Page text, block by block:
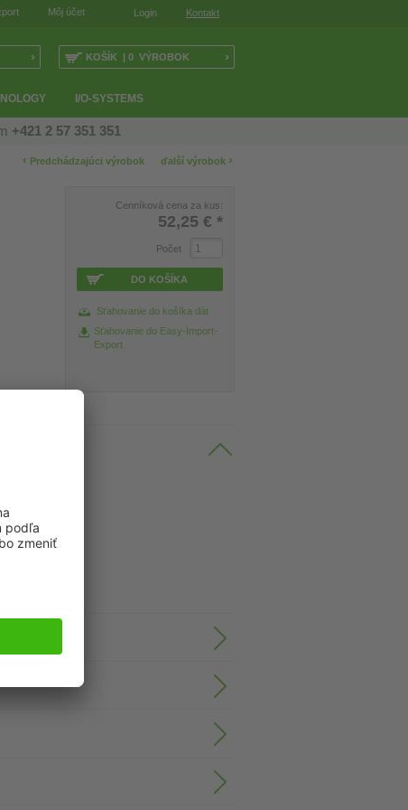
Login Kontakt
Môj účet
I/O-SYSTEMS
KOŠÍK | 0 VÝROBOK ›
›
+421 2 57 351 351
ďalší výrobok ›
‹ Predchádzajúci výrobok
Cenníková cena za kus:
52,25 € *
Počet
DO KOŠÍKA
Sťahovanie do košíka dát
Sťahovanie do Easy-Import-
Export